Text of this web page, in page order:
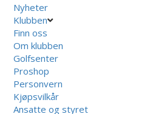
Nyheter
Klubben
Finn oss
Om klubben
Golfsenter
Proshop
Personvern
Kjøpsvilkår
Ansatte og styret